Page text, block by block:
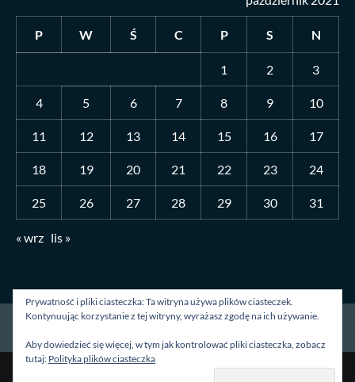
P W Ś C P S N
1 2 3
4 5 6 7 8 9 10
11 12 13 14 15 16 17
18 19 20 21 22 23 24
25 26 27 28 29 30 31
« wrz lis »
Strona główna O mnie Blog Kontakt
Prywatność i pliki ciasteczka: Ta witryna używa plików ciasteczek.
Kontynuując korzystanie z tej witryny, wyrażasz zgodę na ich używanie.
Aby dowiedzieć się więcej, w tym jak kontrolować pliki ciasteczka, zobacz
tutaj: Polityka plików ciasteczka